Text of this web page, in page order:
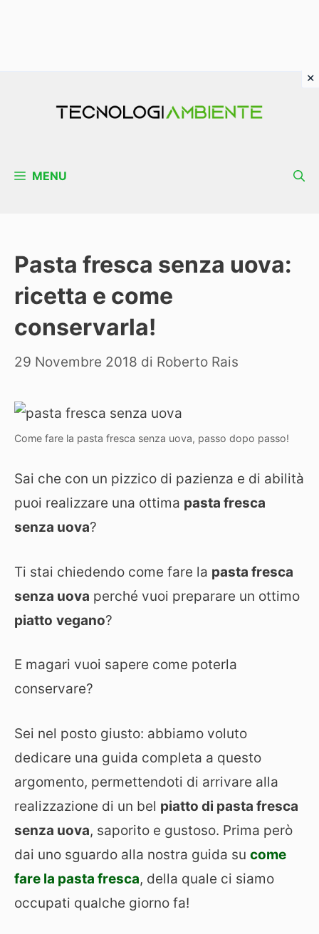
MENU
Pasta fresca senza uova:
ricetta e come
conservarla!
29 Novembre 2018 di Roberto Rais
Come fare la pasta fresca senza uova, passo dopo passo!
Sai che con un pizzico di pazienza e di abilità
puoi realizzare una ottima pasta fresca
senza uova?
Ti stai chiedendo come fare la pasta fresca
senza uova perché vuoi preparare un ottimo
piatto vegano?
E magari vuoi sapere come poterla
conservare?
Sei nel posto giusto: abbiamo voluto
dedicare una guida completa a questo
argomento, permettendoti di arrivare alla
realizzazione di un bel piatto di pasta fresca
senza uova, saporito e gustoso. Prima però
dai uno sguardo alla nostra guida su come
fare la pasta fresca, della quale ci siamo
occupati qualche giorno fa!